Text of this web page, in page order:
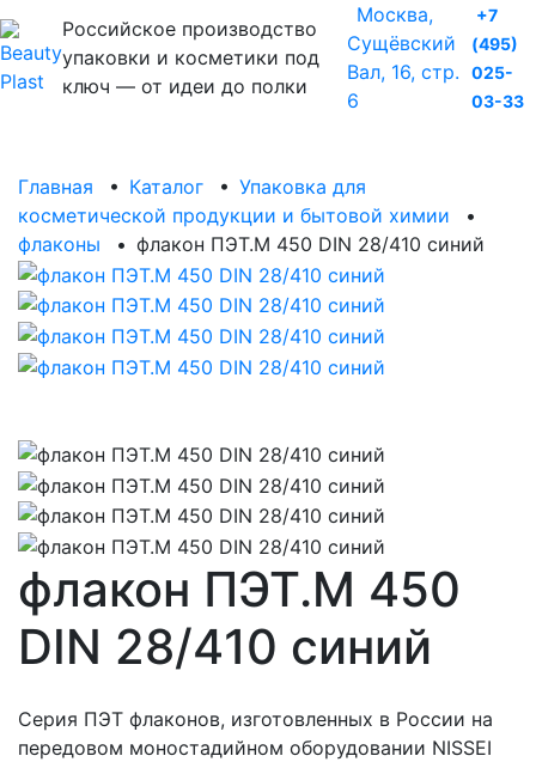
Российское производство
упаковки и косметики под
ключ — от идеи до полки
Москва,
Сущёвский
Вал, 16, стр.
6
+7
(495)
025-
03-33
Главная • Каталог • Упаковка для
косметической продукции и бытовой химии •
флаконы • флакон ПЭТ.М 450 DIN 28/410 синий
флакон ПЭТ.М 450
DIN 28/410 синий
Серия ПЭТ флаконов, изготовленных в России на
передовом моностадийном оборудовании NISSEI